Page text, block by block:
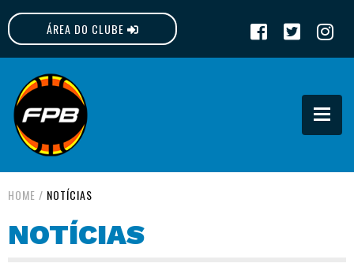
ÁREA DO CLUBE
FPB
HOME / NOTÍCIAS
NOTÍCIAS